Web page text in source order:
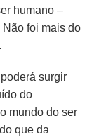
humano –
foi mais do
surgir
do
mundo do ser
que da